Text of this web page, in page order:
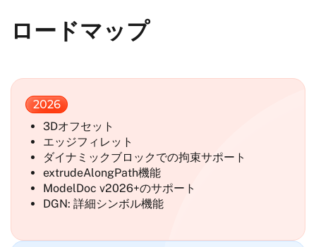
ロードマップ
2026
3Dオフセット
エッジフィレット
ダイナミックブロックでの拘束サポート
extrudeAlongPath機能
ModelDoc v2026+のサポート
DGN: 詳細シンボル機能